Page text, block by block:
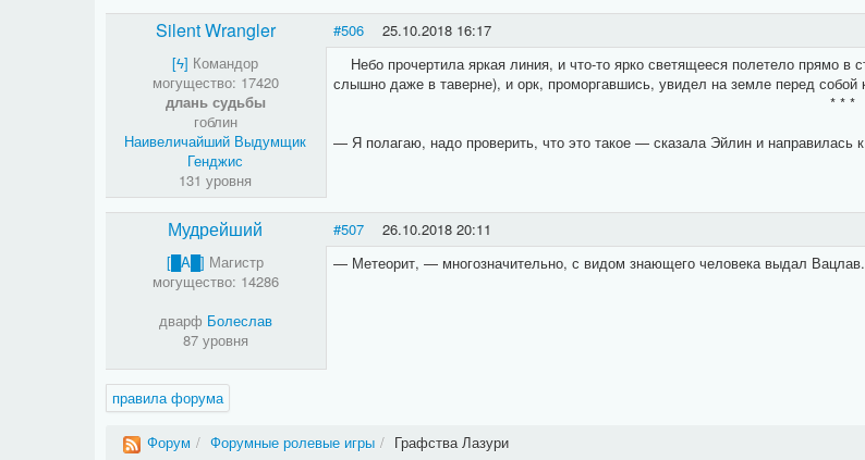
Silent Wrangler #506 25.10.2018 16:17
[​ϟ] Командор
могущество: 17420
длань судьбы
гоблин
Наивеличайший Выдумщик
Генджис
131 уровня
Небо прочертила яркая линия, и что-то ярко светящееся полетело прямо в
слышно даже в таверне), и орк, проморгавшись, увидел на земле перед собой
* * *
— Я полагаю, надо проверить, что это такое — сказала Эйлин и направилась
Мудрейший #507 26.10.2018 20:11
[█A█] Магистр
могущество: 14286
дварф Болеслав
87 уровня
— Метеорит, — многозначительно, с видом знающего человека выдал Вацлав.
правила форума
Форум / Форумные ролевые игры / Графства Лазури